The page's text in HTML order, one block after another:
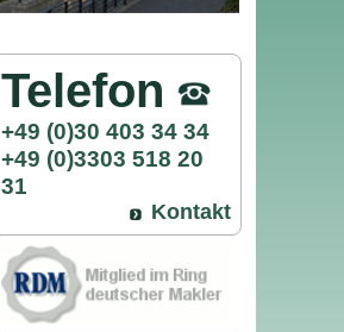
Telefon
+49 (0)30 403 34 34
+49 (0)3303 518 20
31
Kontakt